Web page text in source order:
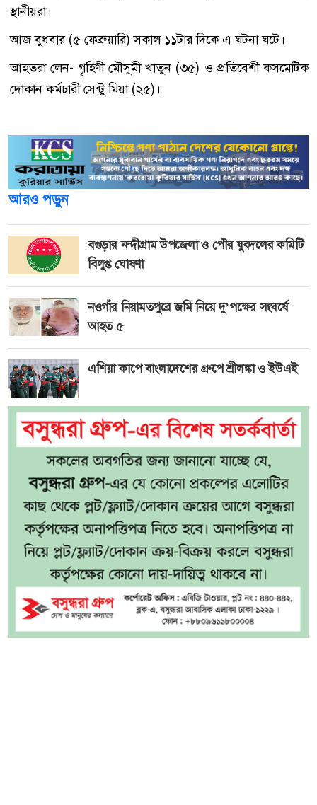
স্থানীয়রা।
আজ বুধবার (৫ ফেব্রুয়ারি) সকাল ১১টার দিকে এ ঘটনা ঘটে।
আহতরা লেন- গৃহিণী মৌসুমী খাতুন (৩৫) ও প্রতিবেশী কসমেটিক
দোকান কর্মচারী সেন্টু মিয়া (২৫)।
আরও পড়ুন
বগুড়ার নন্দীগ্রাম উপজেলা ও পৌর যুবদলের কমিটি
বিলুপ্ত ঘোষণা
নওগাঁর নিয়ামতপুরে জমি নিয়ে দু’পক্ষের সংঘর্ষে
আহত ৫
এশিয়া কাপে বাংলাদেশের গ্রুপে শ্রীলঙ্কা ও ইউএই